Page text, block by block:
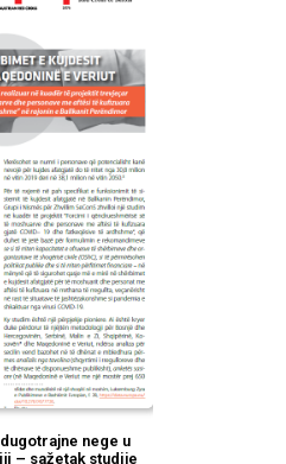
nege u
– sažetak studije